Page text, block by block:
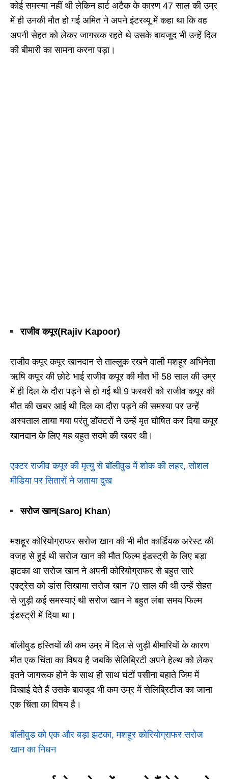
कोई समस्या नहीं थी लेकिन हार्ट अटैक के कारण 47 साल की उम्र
में ही उनकी मौत हो गई अमित ने अपने इंटरव्यू में कहा था कि वह
अपनी सेहत को लेकर जागरूक रहते थे उसके बावजूद भी उन्हें दिल
की बीमारी का सामना करना पड़ा।
राजीव कपूर(Rajiv Kapoor)
राजीव कपूर कपूर खानदान से ताल्लुक रखने वाली मशहूर अभिनेता
ऋषि कपूर की छोटे भाई राजीव कपूर की मौत भी 58 साल की उम्र
में ही दिल के दौरा पड़ने से हो गई थी 9 फरवरी को राजीव कपूर की
मौत की खबर आई थी दिल का दौरा पड़ने की समस्या पर उन्हें
अस्पताल लाया गया परंतु डॉक्टरों ने उन्हें मृत घोषित कर दिया कपूर
खानदान के लिए यह बहुत सदमे की खबर थी।
एक्टर राजीव कपूर की मृत्यु से बॉलीवुड में शोक की लहर, सोशल
मीडिया पर सितारों ने जताया दुख
सरोज खान(Saroj Khan)
मशहूर कोरियोग्राफर सरोज खान की भी मौत कार्डियक अरेस्ट की
वजह से हुई थी सरोज खान की मौत फिल्म इंडस्ट्री के लिए बड़ा
झटका था सरोज खान ने अपनी कोरियोग्राफर से बहुत सारे
एक्ट्रेस को डांस सिखाया सरोज खान 70 साल की थी उन्हें सेहत
से जुड़ी कई समस्याएं थी सरोज खान ने बहुत लंबा समय फिल्म
इंडस्ट्री में दिया था।
बॉलीवुड हस्तियों की कम उम्र में दिल से जुड़ी बीमारियों के कारण
मौत एक चिंता का विषय है जबकि सेलिब्रिटी अपने हेल्थ को लेकर
इतने जागरूक होने के साथ ही साथ घंटों पसीना बहाते जिम में
दिखाई देते हैं उसके बावजूद भी कम उम्र में सेलिब्रिटीज का जाना
एक चिंता का विषय है।
बॉलीवुड को एक और बड़ा झटका, मशहूर कोरियोग्राफर सरोज
खान का निधन